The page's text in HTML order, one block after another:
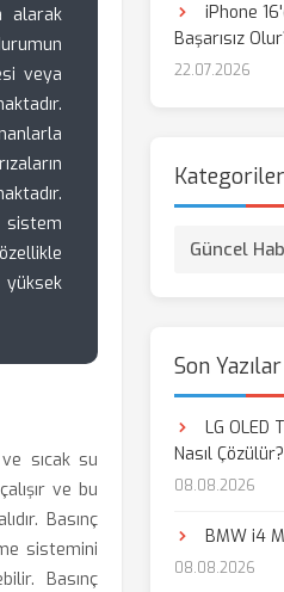
alarak
veya
sistem
sıcak su
ve bu
Basınç
sistemini
Basınç
iPhone
Başarısız
22.07.2026
Kategoriler
Güncel
Son Yazılar
LG OLED
Nasıl Çözülür?
08.08.2026
BMW i4
08.08.2026